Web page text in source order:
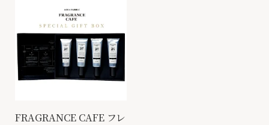
FRAGRANCE CAFE フレ